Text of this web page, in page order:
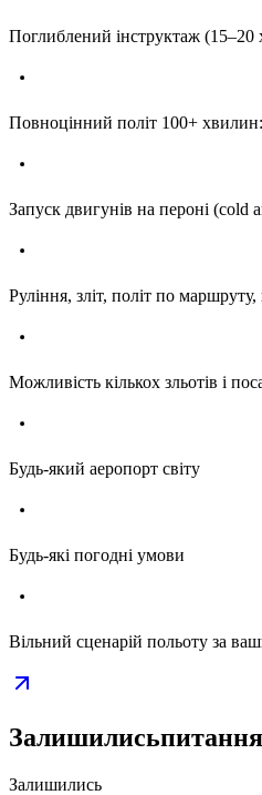
Поглиблений інструктаж (15–20
Повноцінний політ 100+ хвилин:
Запуск двигунів на пероні
Руління, зліт, політ по
Можливість кількох зльотів і
Будь-який аеропорт світу
Будь-які погодні умови
Вільний сценарій польоту за
Залишились
Залишились